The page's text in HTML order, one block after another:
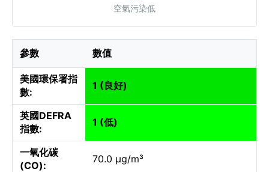
空氣污染低
參數 數值
美國環保署指
數:
1 (良好)
英國DEFRA
指數:
1 (低)
一氧化碳
(CO):
70.0 µg/m³